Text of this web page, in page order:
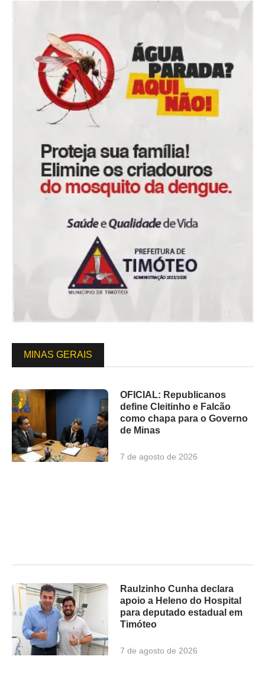
MINAS GERAIS
OFICIAL: Republicanos
define Cleitinho e Falcão
como chapa para o Governo
de Minas
7 de agosto de 2026
Raulzinho Cunha declara
apoio a Heleno do Hospital
para deputado estadual em
Timóteo
7 de agosto de 2026